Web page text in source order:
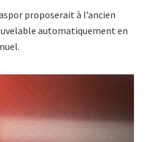
proposerait à l’ancien
automatiquement en